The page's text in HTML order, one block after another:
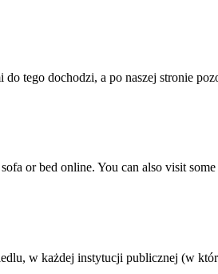
do tego dochodzi, a po naszej stronie
or bed online. You can also visit
w każdej instytucji publicznej (w